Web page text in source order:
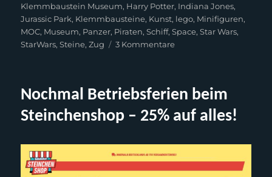
Klemmbaustein Museum, Harry Potter, Indiana Jones,
Jurassic Park, Klemmbausteine, Kunst, lego, Minifiguren,
MOC, Museum, Panzer, Piraten,Schiff,Space,Star Wars,
StarWars,Steine,Zug 3 Kommentarezu
am
Juli
Nochmal Betriebsferien beim
Steinchenshop – 25% auf alles!